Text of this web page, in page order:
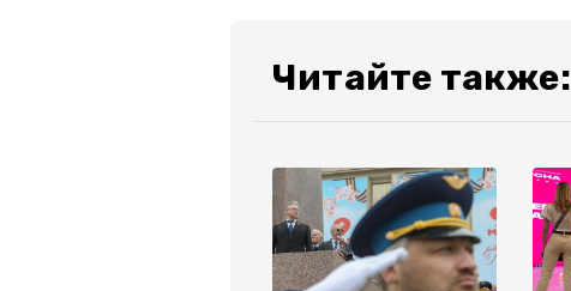
Читайте также: